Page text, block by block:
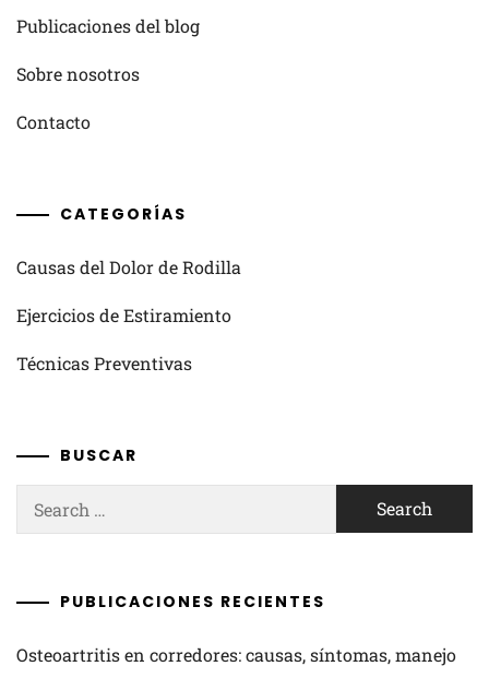
Publicaciones del blog
Sobre nosotros
Contacto
CATEGORÍAS
Causas del Dolor de Rodilla
Ejercicios de Estiramiento
Técnicas Preventivas
BUSCAR
for:
PUBLICACIONES RECIENTES
Osteoartritis en corredores: causas, síntomas, manejo